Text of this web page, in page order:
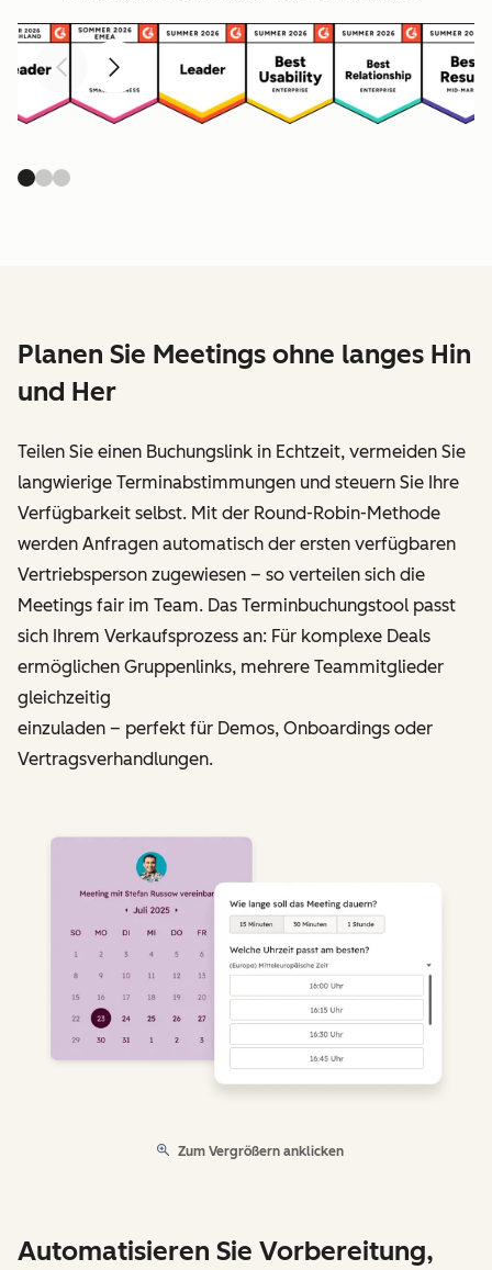
ZurückWeiter
Planen Sie Meetings ohne langes Hin
und Her
Teilen Sie einen Buchungslink in Echtzeit, vermeiden Sie
langwierige Terminabstimmungen und steuern Sie Ihre
Verfügbarkeit selbst. Mit der Round-Robin-Methode
werden Anfragen automatisch der ersten verfügbaren
Vertriebs­person zugewiesen – so verteilen sich die
Meetings fair im Team. Das Terminbuchungstool passt
sich Ihrem Verkaufsprozess an: Für komplexe Deals
ermöglichen Gruppenlinks, mehrere Teammitglieder
gleichzeitig
einzuladen – perfekt für Demos, Onboardings oder
Vertragsverhandlungen.
Zum Vergrößern anklicken
Automatisieren Sie Vorbereitung,